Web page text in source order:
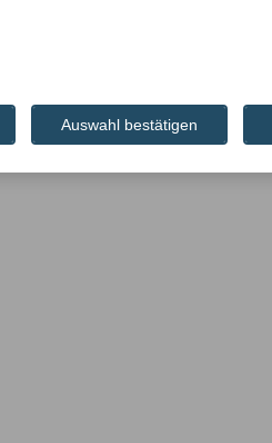
Auswahl bestätigen